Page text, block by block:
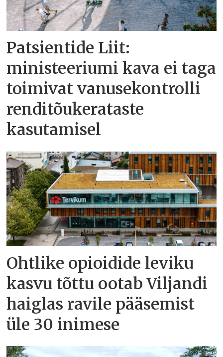
Patsientide Liit:
ministeeriumi kava ei taga
toimivat vanusekontrolli
renditõukerataste
kasutamisel
Ohtlike opioidide leviku
kasvu tõttu ootab Viljandi
haiglas ravile pääsemist
üle 30 inimese